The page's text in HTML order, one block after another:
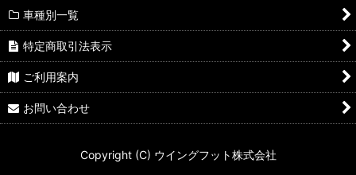
車種別一覧
特定商取引法表示
ご利用案内
お問い合わせ
Copyright (C) ウイングフット株式会社